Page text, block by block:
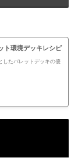
ト環境デッキレシピ
したバレットデッキの優